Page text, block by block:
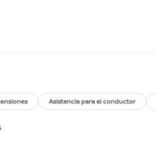
Asistencia para el conductor